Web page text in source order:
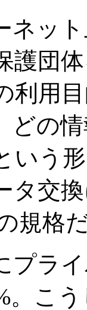
ット
護団
利用
どの
いう
タ交
規格
ラ
。こ